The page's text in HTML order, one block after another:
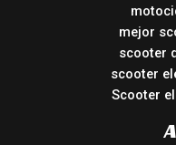
mejor
scooter
scooter
Scooter